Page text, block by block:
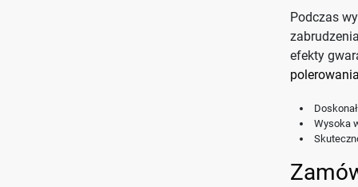
Podczas
efekty
Wysoka